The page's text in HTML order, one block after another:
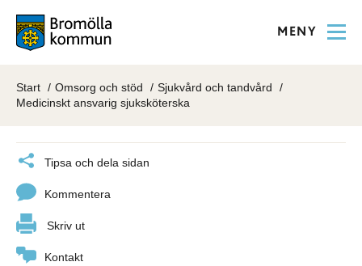
MENY
Start Omsorg och stöd
Sjukvård och tandvård
Medicinskt ansvarig sjuksköterska
Tipsa och dela sidan
Kommentera
Skriv ut
Kontakt